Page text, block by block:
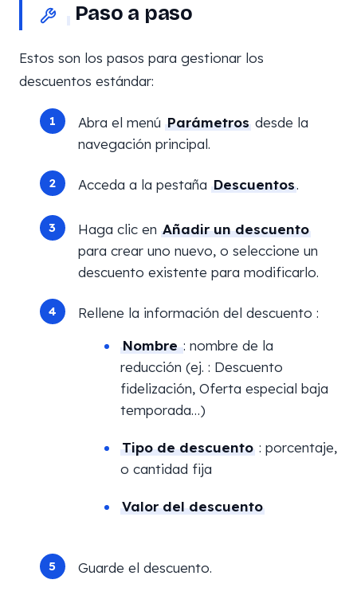
Paso a paso
Estos son los pasos para gestionar los
descuentos estándar:
Abra el menú Parámetrosdesde la
navegación principal.
Acceda a la pestaña Descuentos.
Haga clic en Añadir un descuento
para crear uno nuevo, o seleccione un
descuento existente para modificarlo.
Rellene la información del descuento :
Nombre: nombre de la
reducción (ej. : Descuento
fidelización, Oferta especial baja
temporada…)
Tipo de descuento : porcentaje,
o cantidad fija
Valor del descuento
Guarde el descuento.